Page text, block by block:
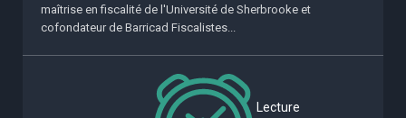
maîtrise en fiscalité de l'Université de Sherbrooke et
cofondateur de Barricad Fiscalistes...
Lecture